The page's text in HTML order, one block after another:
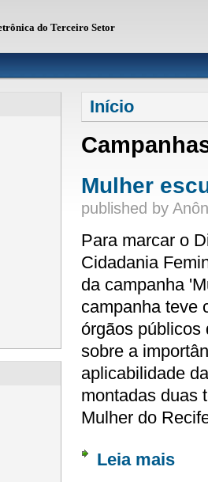
do Terceiro Setor
Você está aqui
Início
Mulher
published by
Para marcar o
Cidadania
da campanha
campanha teve
órgãos públicos
sobre a
aplicabilidade
montadas duas
Mulher do
Leia mais